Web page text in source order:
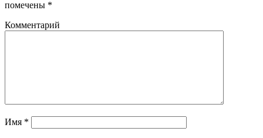
помечены *
Комментарий
Имя *